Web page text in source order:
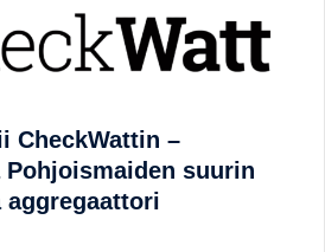
CheckWattin –
suurin
aggregaattori